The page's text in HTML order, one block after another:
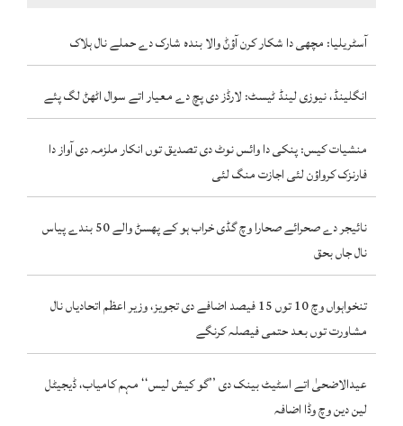
آسٹریلیا: مچھی دا شکار کرن آؤݨ والا بندہ شارک دے حملے نال ہلاک
انگلینڈ، نیوزی لینڈ ٹیسٹ: لارڈز دی پچ دے معیار اتے سوال اٹھݨ لگ پئے
منشیات کیس: پنکی دا وائس نوٹ دی تصدیق توں انکار ملزمہ دی آواز دا
فارنزک کرواؤن لئی اجازت منگ لئی
نائیجر دے صحرائے صحارا وچ گڈی خراب ہو کے پھسݨ والے 50 بندے پیاس
نال جاں بحق
تنخواہواں وچ 10 توں 15 فیصد اضافے دی تجویز، وزیر اعظم اتحادیاں نال
مشاورت توں بعد حتمی فیصلہ کرنگے
عیدالاضحیٰ اتے اسٹیٹ بینک دی ’’گو کیش لیس‘‘ مہم کامیاب، ڈیجیٹل
لین دین وچ وڈا اضافہ